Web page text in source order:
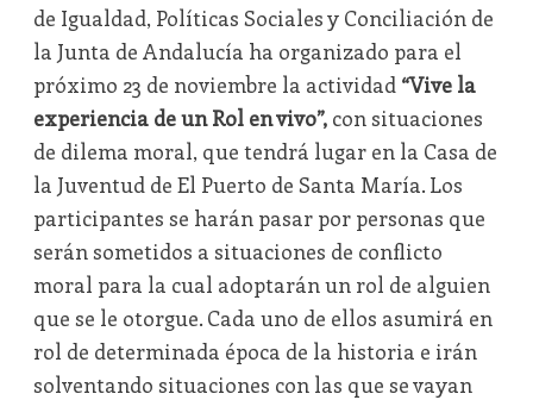
de Igualdad, Políticas Sociales y Conciliación de
la Junta de Andalucía ha organizado para el
próximo 23 de noviembre la actividad“Vive la
experiencia de un Rol en vivo”,con situaciones
de dilema moral, que tendrá lugar en la Casa de
la Juventud de El Puerto de Santa María. Los
participantes se harán pasar por personas que
serán sometidos a situaciones de conflicto
moral para la cual adoptarán un rol de alguien
que se le otorgue. Cada uno de ellos asumirá en
rol de determinada época de la historia e irán
solventando situaciones con las que se vayan